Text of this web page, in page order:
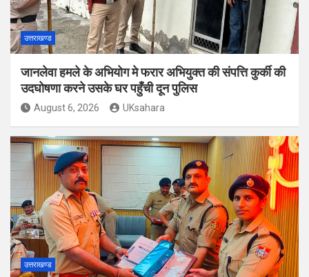
उत्तराखण्ड
जानलेवा हमले के अभियोग मे फरार अभियुक्त की संपत्ति कुर्की की
उदघोषणा करने उसके घर पहुँची दून पुलिस
August 6, 2026 UKsahara
उत्तराखण्ड